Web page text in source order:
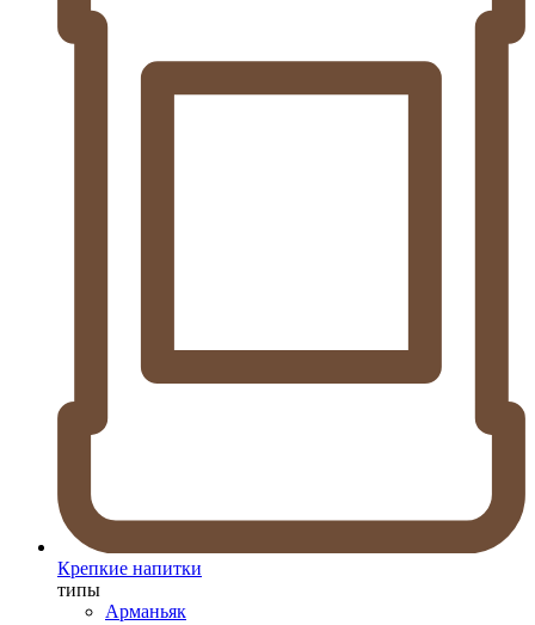
Крепкие напитки
типы
Арманьяк